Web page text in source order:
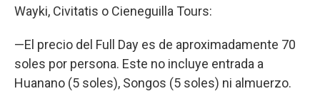
Wayki, Civitatis o Cieneguilla Tours:
—El precio del Full Day es de aproximadamente 70
soles por persona. Este no incluye entrada a
Huanano (5 soles), Songos (5 soles) ni almuerzo.